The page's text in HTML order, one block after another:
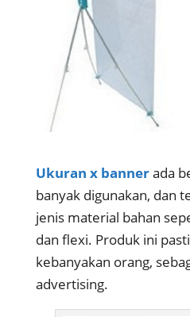
Ukuran x bannerada
banyak digunakan, dan
jenis material bahan
dan flexi. Produk ini
kebanyakan orang,
advertising.